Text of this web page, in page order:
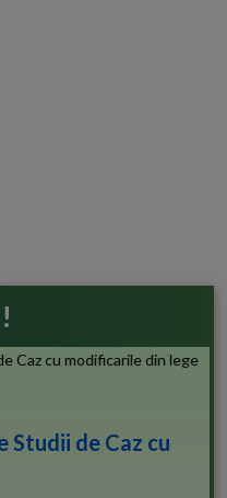
Studii de Caz cu